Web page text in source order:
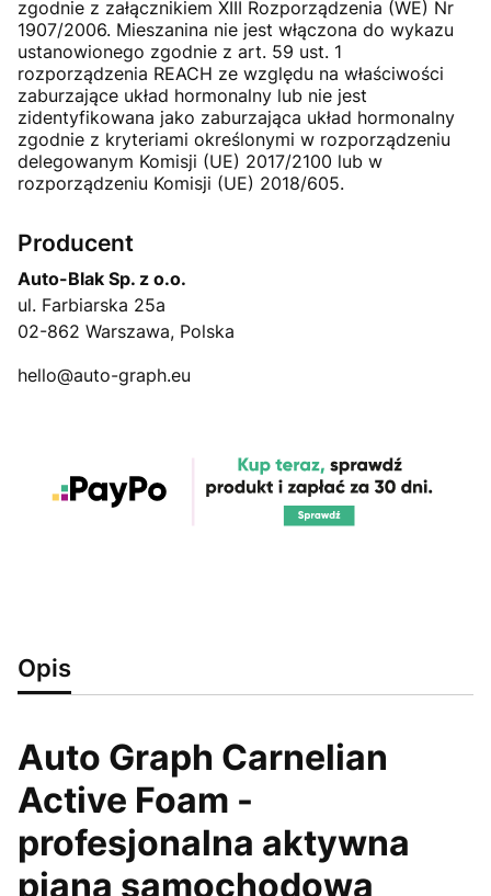
zgodnie z załącznikiem XIII Rozporządzenia (WE) Nr
1907/2006. Mieszanina nie jest włączona do wykazu
ustanowionego zgodnie z art. 59 ust. 1
rozporządzenia REACH ze względu na właściwości
zaburzające układ hormonalny lub nie jest
zidentyfikowana jako zaburzająca układ hormonalny
zgodnie z kryteriami określonymi w rozporządzeniu
delegowanym Komisji (UE) 2017/2100 lub w
rozporządzeniu Komisji (UE) 2018/605.
Producent
Auto-Blak Sp. z o.o.
ul. Farbiarska 25a
02-862 Warszawa, Polska
hello@auto-graph.eu
Opis
Auto Graph Carnelian
Active Foam -
profesjonalna aktywna
piana samochodowa